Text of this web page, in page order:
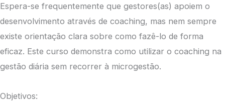
Espera-se frequentemente que gestores(as) apoiem o
desenvolvimento através de coaching, mas nem sempre
existe orientação clara sobre como fazê-lo de forma
eficaz. Este curso demonstra como utilizar o coaching na
gestão diária sem recorrer à microgestão.
Objetivos: